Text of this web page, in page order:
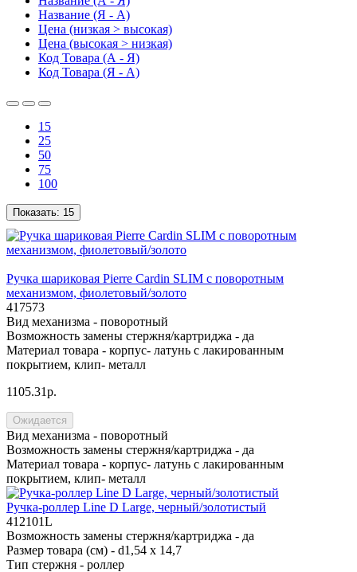
Название (Я - А)
Цена (низкая > высокая)
Цена (высокая > низкая)
Код Товара (А - Я)
Код Товара (Я - А)
15
25
50
75
100
Показать: 15
Ручка шариковая Pierre Cardin SLIM с поворотным
механизмом, фиолетовый/золото
417573
Вид механизма - поворотный
Возможность замены стержня/картриджа - да
Материал товара - корпус- латунь с лакированным
покрытием, клип- металл
1105.31р.
Ожидается
Вид механизма - поворотный
Возможность замены стержня/картриджа - да
Материал товара - корпус- латунь с лакированным
покрытием, клип- металл
Ручка-роллер Line D Large, черный/золотистый
412101L
Возможность замены стержня/картриджа - да
Размер товара (см) - d1,54 х 14,7
Тип стержня - роллер